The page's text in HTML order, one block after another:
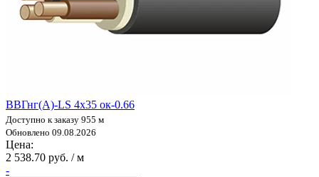
ВВГнг(А)-LS 4х35 ок-0.66
Доступно к заказу 955 м
Обновлено 09.08.2026
Цена:
2 538.70 руб. / м
-